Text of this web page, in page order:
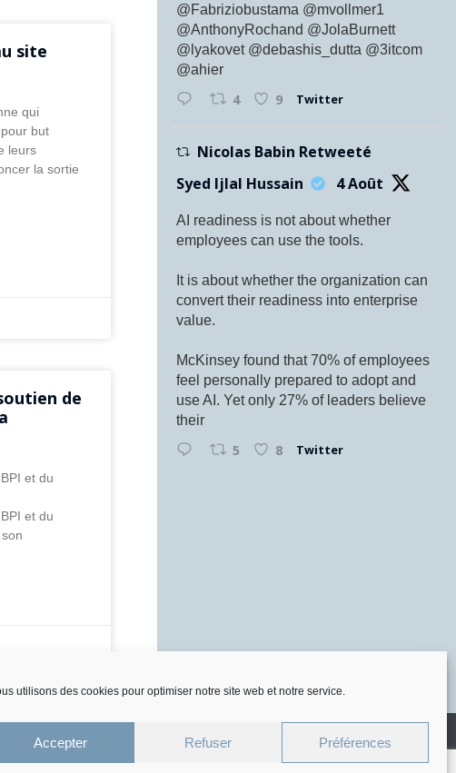
utilisons des cookies pour optimiser notre site web et notre service.
Accepter Refuser Préférences
site
qui
but
leurs
la sortie
de
et du
et du
@Fabriziobustama @mvollmer1
@AnthonyRochand @JolaBurnett
@lyakovet @debashis_dutta @3itcom
@ahier
4 9 Twitter
Nicolas Babin Retweeté
Syed Ijlal Hussain
4 Août
AI readiness is not about whether
employees can use the tools.
It is about whether the organization can
convert their readiness into enterprise
value.
McKinsey found that 70% of employees
feel personally prepared to adopt and
use AI. Yet only 27% of leaders believe
their
5 8 Twitter
gestion des cookies